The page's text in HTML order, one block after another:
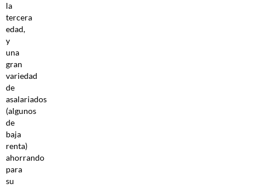
la
tercera
edad,
y
una
gran
variedad
de
asalariados
(algunos
de
baja
renta)
ahorrando
para
su